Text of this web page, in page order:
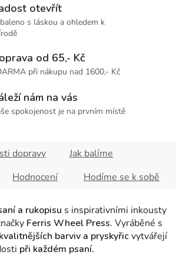
otevřít
s láskou a ohledem k
od 65,- Kč
při nákupu nad 1600,- Kč
nám na vás
spokojenost je na prvním místě
dopravy
Jak balíme
Hodnocení Hodíme se k sobě
a rukopisu s inspirativními inkousty
Ferris Wheel Press. Vyráběné s
barviv a pryskyřicvytvářejí
při každém psaní.